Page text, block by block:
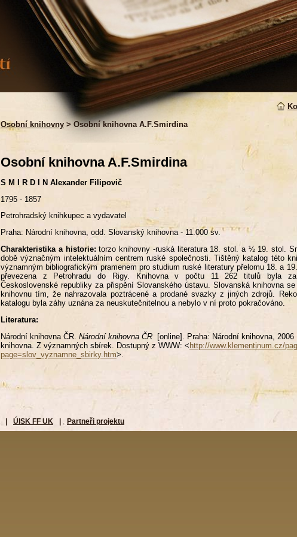
Osobní knihovny > Osobní knihovna A.F.Smirdina
Osobní knihovna A.F.Smirdina
S M I R D I N Alexander Filipovič
1795 - 1857
Petrohradský knihkupec a vydavatel
Praha: Národní knihovna, odd. Slovanský knihovna - 11.000 sv.
Charakteristika a historie:torzo knihovny -ruská literatura 18. stol. a ½ 19. stol.
době význačným intelektuálním centrem ruské společnosti. Tištěný katalog této
významným bibliografickým pramenem pro studium ruské literatury přelomu 18. a
převezena z Petrohradu do Rigy. Knihovna v počtu 11 262 titulů byla
Československé republiky za přispění Slovanského ústavu. Slovanská knihovna
knihovnu tím, že nahrazovala poztrácené a prodané svazky z jiných zdrojů.
katalogu byla záhy uznána za neuskutečnitelnou a nebylo v ní proto pokračováno.
Literatura:
Národní knihovna ČR. Národní knihovna ČR [online]. Praha: Národní knihovna,
knihovna. Z významných sbírek. Dostupný z WWW: <http://www.klementinum.cz/
page=slov_vyznamne_sbirky.htm>.
ÚISK FF UK Partneři projektu